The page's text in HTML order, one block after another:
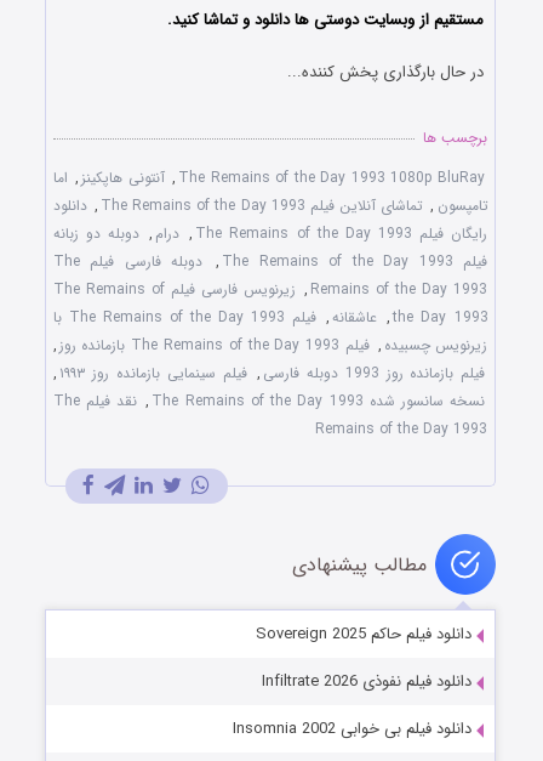
مستقیم از وبسایت دوستی ها دانلود و تماشا کنید.
در حال بارگذاری پخش کننده...
برچسب ها
The Remains of the Day 1993 1080p BluRay
, آنتونی هاپکینز , اما
تامپسون , تماشای آنلاین فیلم The Remains of the Day 1993 , دانلود
رایگان فیلم The Remains of the Day 1993
, درام , دوبله دو زبانه
فیلم The Remains of the Day 1993
,
دوبله فارسی فیلم The
Remains of the Day 1993
,
زیرنویس فارسی فیلم The Remains of
the Day 1993
, عاشقانه,
فیلم The Remains of the Day 1993 با
زیرنویس چسبیده , فیلم The Remains of the Day 1993 بازمانده روز
,
فیلم بازمانده روز 1993 دوبله فارسی
, فیلم سینمایی بازمانده روز ۱۹۹۳
,
نسخه سانسور شده The Remains of the Day 1993
,
نقد فیلم The
Remains of the Day 1993
مطالب پیشنهادی
دانلود فیلم حاکم Sovereign 2025
دانلود فیلم نفوذی Infiltrate 2026
دانلود فیلم بی خوابی Insomnia 2002